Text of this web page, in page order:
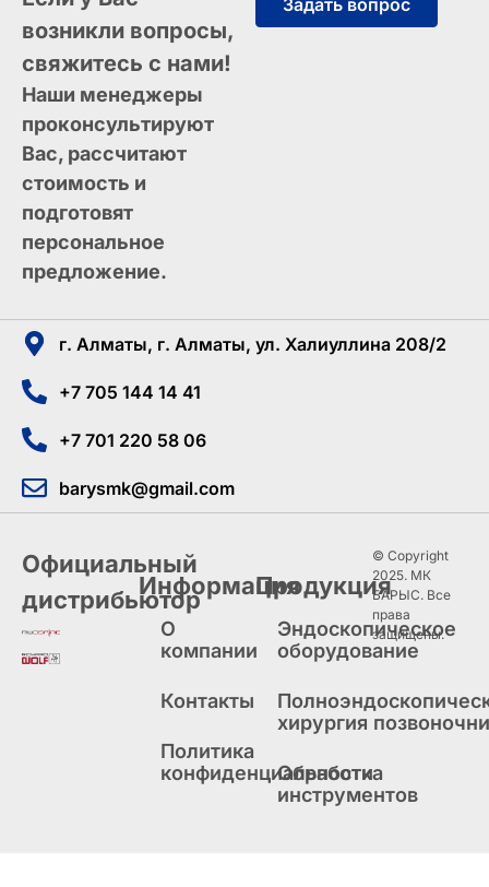
возникли вопросы,
свяжитесь с нами!
Наши менеджеры
проконсультируют
Вас, рассчитают
стоимость и
подготовят
персональное
предложение.
г. Алматы, г. Алматы, ул. Халиуллина 208/2
+7 705 144 14 41
+7 701 220 58 06
barysmk@gmail.com
Официальный
дистрибьюторИнформация
О
компании
Контакты
Политика
конфиденциальности
Продукция
Эндоскопическое
оборудование
хирургия
Обработка
инструментов
© Copyright
2025. МК
БАРЫС. Все
права
защищены.